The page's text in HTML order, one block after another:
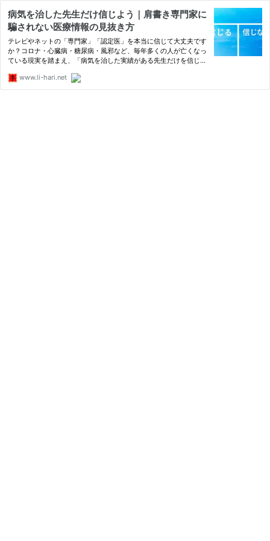
病気を治した先生だけ信じよう｜肩書き専門家に
騙されない医療情報の見抜き方
テレビやネットの「専門家」「認定医」を本当に信じて大丈夫です
か？コロナ・心臓病・糖尿病・風邪など、毎年多くの人が亡くなっ
ている現実を踏まえ、「病気を治した実績がある先生だけを信じ
タに惑わされず、自分の命を守るための医療情報の選び方を論理
的…
www.li-hari.net